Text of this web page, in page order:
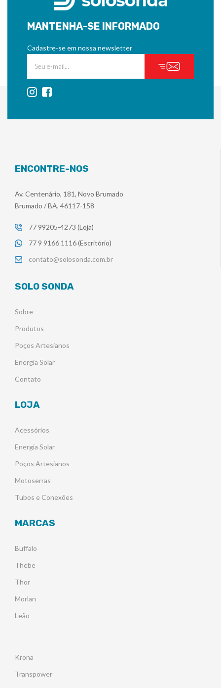
MANTENHA-SE INFORMADO
Cadastre-se em nossa newsletter
ENCONTRE-NOS
Av. Centenário, 181, Novo Brumado
Brumado / BA, 46117-158
77 99205-4273 (Loja)
77 9 9166 1116 (Escritório)
contato@solosonda.com.br
SOLO SONDA
Sobre
Produtos
Poços Artesianos
Energia Solar
Contato
LOJA
Acessórios
Energia Solar
Poços Artesianos
Motoserras
Tubos e Conexões
MARCAS
Buffalo
Thebe
Thor
Morlan
Leão
Krona
Transpower